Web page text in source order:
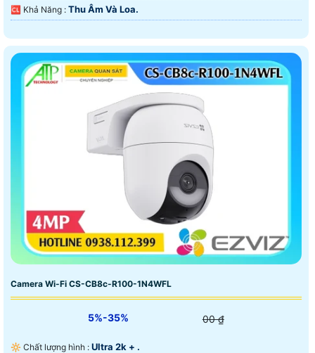
️🆑 Khả Năng : Thu Âm Và Loa.
Camera Wi-Fi CS-CB8c-R100-1N4WFL
5%-35% 00 ₫
🔆 Chất lượng hình : Ultra 2k + .